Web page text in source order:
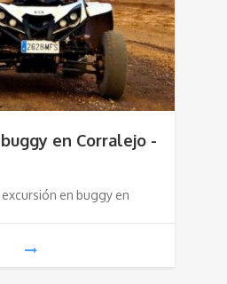
en Corralejo -
en buggy en